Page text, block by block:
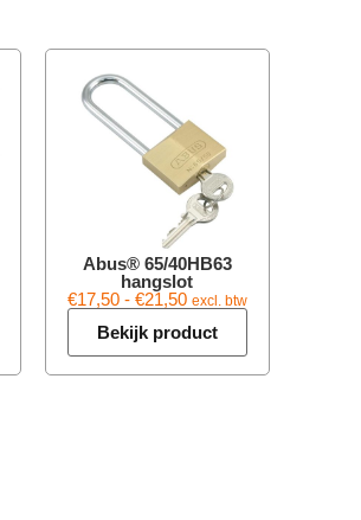
Abus® 65/40HB63
hangslot
€17,50 - €21,50 excl. btw
Bekijk product